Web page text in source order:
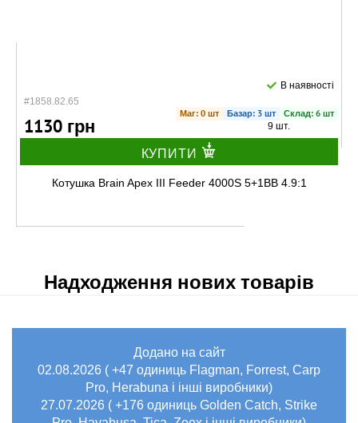
#1858.82.65
В наявності
Маг: 0 шт Базар: 3 шт Склад: 6 шт
1130 грн 9 шт.
КУПИТИ
Котушка Brain Apex III Feeder 4000S 5+1BB 4.9:1
#1858.82.67
Маг: 0 шт
1270 грн 15 шт.
Надходження нових товарів
Додано на сайт
02.08.2026 ( +47 одиниць Flagman, Forrest, Carp
Pro, Herabuna і інші виробники)
27.07.2026 ( +176 одиниць Golden Catch, Strike